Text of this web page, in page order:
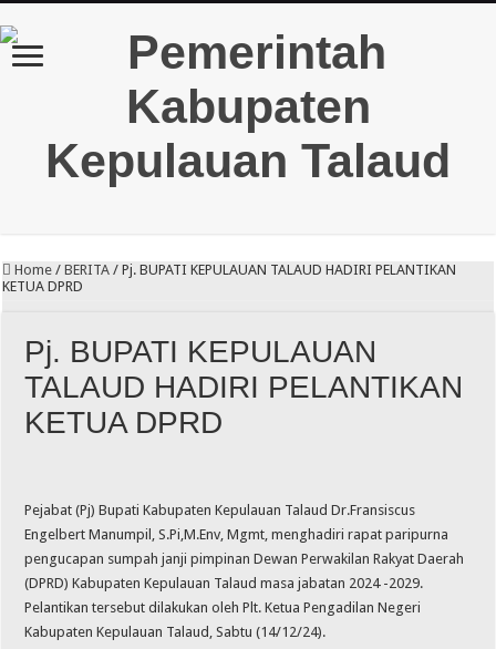
Home / BERITA / Pj. BUPATI KEPULAUAN TALAUD HADIRI PELANTIKAN
KETUA DPRD
Pj. BUPATI KEPULAUAN
TALAUD HADIRI PELANTIKAN
KETUA DPRD
Pejabat (Pj) Bupati Kabupaten Kepulauan Talaud Dr.Fransiscus
Engelbert Manumpil, S.Pi,M.Env, Mgmt, menghadiri rapat paripurna
pengucapan sumpah janji pimpinan Dewan Perwakilan Rakyat Daerah
(DPRD) Kabupaten Kepulauan Talaud masa jabatan 2024 -2029.
Pelantikan tersebut dilakukan oleh Plt. Ketua Pengadilan Negeri
Kabupaten Kepulauan Talaud, Sabtu (14/12/24).